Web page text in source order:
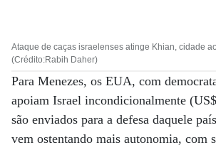
Ataque de caças israelenses atinge Khian, cidade
(Crédito:Rabih Daher)
Para Menezes, os EUA, com
apoiam Israel incondicionalmente
são enviados para a defesa daquele
vem ostentando mais autonomia, com